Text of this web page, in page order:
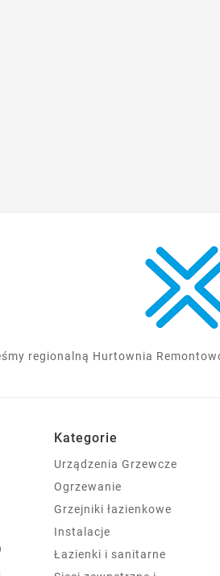
regionalną Hurtownia
Kategorie
Urządzenia Grzewcze
Ogrzewanie
Grzejniki łazienkowe
Instalacje
Łazienki i sanitarne